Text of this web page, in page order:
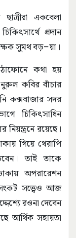
একবেলা
প্রদান
সুমথ বড়–য়া।
কথা হয়
কবির বাঁচার
কক্সবাজার সদর
চিকিৎসাধিন
রয়েছে।
গিয়ে থেরাপি
তাই তাকে
অপরারেশন
সত্ত্বেও আজ
রওনা দেবেন
আর্থিক সহায়তা